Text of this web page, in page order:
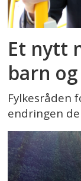
Et nytt
barn
Fylkesråden
endringen